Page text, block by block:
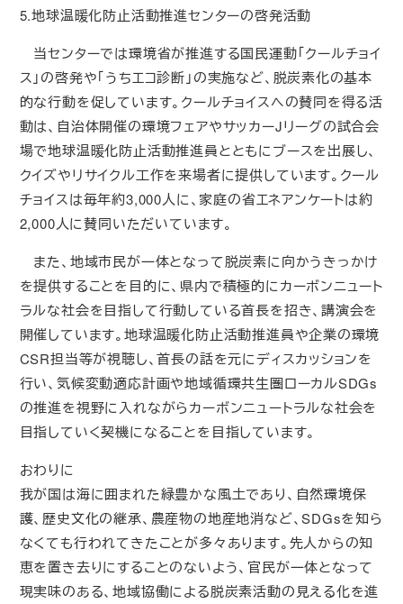
5.地球温暖化防止活動推進センターの啓発活動
当センターでは環境省が推進する国民運動「クールチョイ
ス」の啓発や「うちエコ診断」の実施など、脱炭素化の基本
的な行動を促しています。クールチョイスへの賛同を得る活
動は、自治体開催の環境フェアやサッカーJリーグの試合会
場で地球温暖化防止活動推進員とともにブースを出展し、
クイズやリサイクル工作を来場者に提供しています。クール
チョイスは毎年約3,000人に、家庭の省エネアンケートは約
2,000人に賛同いただいています。
また、地域市民が一体となって脱炭素に向かうきっかけ
を提供することを目的に、県内で積極的にカーボンニュート
ラルな社会を目指して行動している首長を招き、講演会を
開催しています。地球温暖化防止活動推進員や企業の環境
CSR担当等が視聴し、首長の話を元にディスカッションを
行い、気候変動適応計画や地域循環共生圏ローカルSDGs
の推進を視野に入れながらカーボンニュートラルな社会を
目指していく契機になることを目指しています。
おわりに
我が国は海に囲まれた緑豊かな風土であり、自然環境保
護、歴史文化の継承、農産物の地産地消など、SDGsを知ら
なくても行われてきたことが多々あります。先人からの知
恵を置き去りにすることのないよう、官民が一体となって
現実味のある、地域協働による脱炭素活動の見える化を進